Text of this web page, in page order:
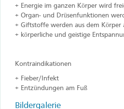
+ Energie im ganzen Körper wird
+ Organ- und Drüsenfunktionen
+ Giftstoffe werden aus dem Körper
+ körperliche und geistige
Kontraindikationen
+ Fieber/Infekt
+ Entzündungen am Fuß
Bildergalerie